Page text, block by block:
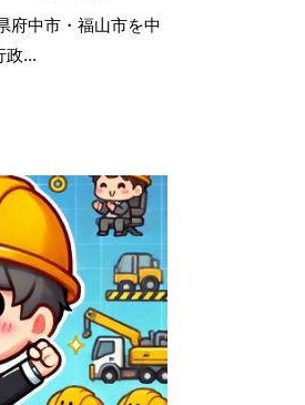
府中市・福山市を中
政...